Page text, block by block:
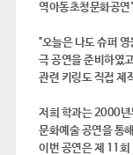
역아동초청문화공
"오늘은 나도 슈퍼
극 공연을 준비하였
관련 키링도 직접 제
저희 학과는 2000년
문화예술 공연을 통
이번 공연은 제 11